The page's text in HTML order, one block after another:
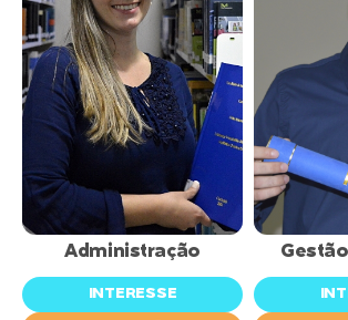
inscrições
abertas
Administração
INTERESSE